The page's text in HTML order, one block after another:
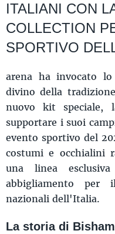
ITALIANI CON
COLLECTION
SPORTIVO
arena ha invocato
divino della
nuovo kit speciale,
supportare i suoi
evento sportivo del
costumi e occhialini
una linea
abbigliamento
nazionali dell'Italia.
La storia di